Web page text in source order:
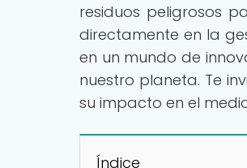
residuos peligrosos
directamente en la
en un mundo de
nuestro planeta. Te
su impacto en el
Índice